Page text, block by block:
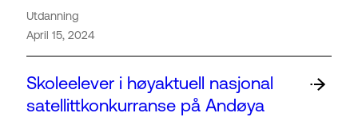
Utdanning
April 15, 2024
Skoleelever i høyaktuell nasjonal
satellittkonkurranse på Andøya